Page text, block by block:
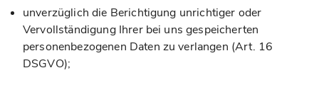
unverzüglich die Berichtigung unrichtiger oder
Vervollständigung Ihrer bei uns gespeicherten
personenbezogenen Daten zu verlangen (Art. 16
DSGVO);